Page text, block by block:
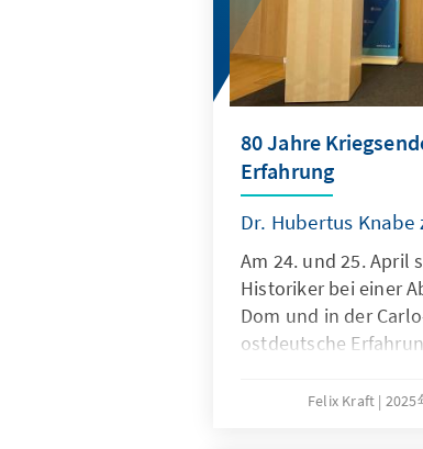
80 Jahre
Erfahrung
Dr. Hubertus
Am 24. und 25. April
Historiker bei einer
Dom und in der
ostdeutsche
Felix Kraft 2025